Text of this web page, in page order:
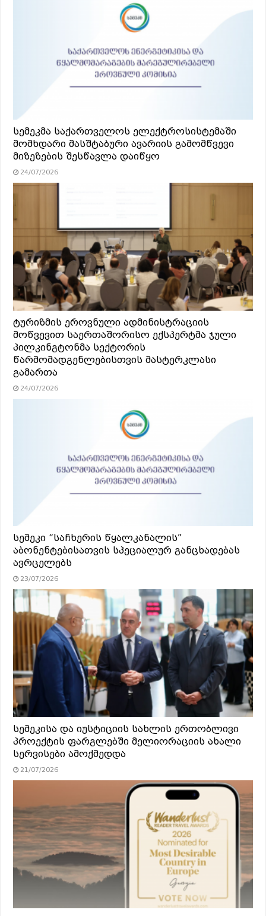
სემეკმა საქართველოს ელექტროსისტემაში
მომხდარი მასშტაბური ავარიის გამომწვევი
მიზეზების შესწავლა დაიწყო
24/07/2026
ტურიზმის ეროვნული ადმინისტრაციის
მოწვევით საერთაშორისო ექსპერტმა ჯული
პილკინგტონმა სექტორის
წარმომადგენლებისთვის მასტერკლასი
გამართა
24/07/2026
სემეკი “საჩხერის წყალკანალის”
აბონენტებისათვის სპეციალურ განცხადებას
ავრცელებს
23/07/2026
სემეკისა და იუსტიციის სახლის ერთობლივი
პროექტის ფარგლებში მელიორაციის ახალი
სერვისები ამოქმედდა
21/07/2026